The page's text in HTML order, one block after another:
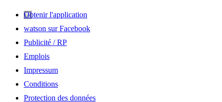
Obtenir l'application
watson sur Facebook
Publicité / RP
Emplois
Impressum
Conditions
Protection des données